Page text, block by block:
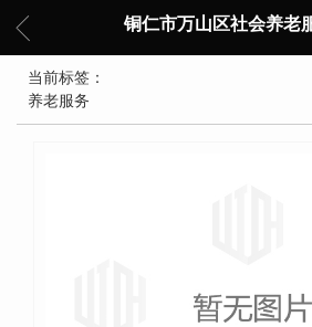
铜仁市万山区社会养老
当前标签：
养老服务